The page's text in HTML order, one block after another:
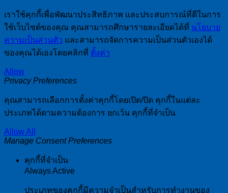
เราใช้คุกกี้เพื่อพัฒนาประสิทธิภาพ และประสบการณ์ที่ดีในการ
ใช้เว็บไซต์ของคุณ คุณสามารถศึกษารายละเอียดได้ที่ นโยบาย
ความเป็นส่วนตัว และสามารถจัดการความเป็นส่วนตัวเองได้
ของคุณได้เองโดยคลิกที่ ตั้งค่า
Allow
Privacy Preferences
คุณสามารถเลือกการตั้งค่าคุกกี้โดยเปิด/ปิด คุกกี้ในแต่ละ
ประเภทได้ตามความต้องการ ยกเว้น คุกกี้ที่จำเป็น
Allow All
Manage Consent Preferences
คุกกี้ที่จำเป็น
Always Active
ประเภทของคุกกี้มีความจำเป็นสำหรับการทำงานของ